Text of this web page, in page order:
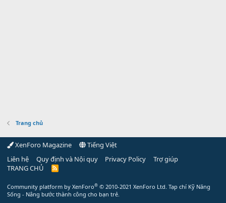
Trang chủ
XenForo Magazine
Tiếng Việt
Liên hệ
Quy định và Nội quy Privacy Policy
Trợ giúp
TRANG CHỦ
R
Community platform by XenForo® © 2010-2021 XenForo Ltd. Tạp chí Kỹ Năng
Sống - Nâng bước thành công cho bạn trẻ.